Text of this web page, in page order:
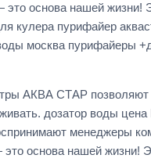
основа нашей жизни!
пурифайер
москва пурифайеры
АКВА СТАР
дозатор воды
менеджеры
основа нашей жизни!